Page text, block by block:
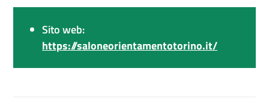
Sito web:
https://saloneorientamentotorino.it/